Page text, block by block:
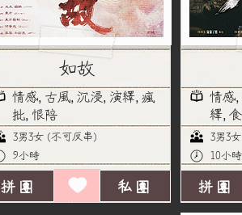
如故
情感, 古風, 沉浸, 演繹, 瘋
批, 恨陪
3男3女 (不可反串)
9小時
拼團 私團
情感
繹,
3男3
10小時
拼團